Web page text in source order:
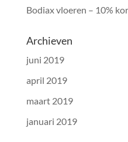
Bodiax vloeren – 10%
Archieven
juni 2019
april 2019
maart 2019
januari 2019